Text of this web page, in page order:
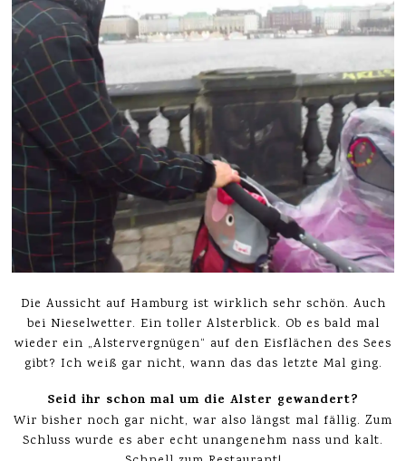
Die Aussicht auf Hamburg ist wirklich sehr schön. Auch
bei Nieselwetter. Ein toller Alsterblick. Ob es bald mal
wieder ein „Alstervergnügen“ auf den Eisflächen des Sees
gibt? Ich weiß gar nicht, wann das das letzte Mal ging.
Seid ihr schon mal um die Alster gewandert?
Wir bisher noch gar nicht, war also längst mal fällig. Zum
Schluss wurde es aber echt unangenehm nass und kalt.